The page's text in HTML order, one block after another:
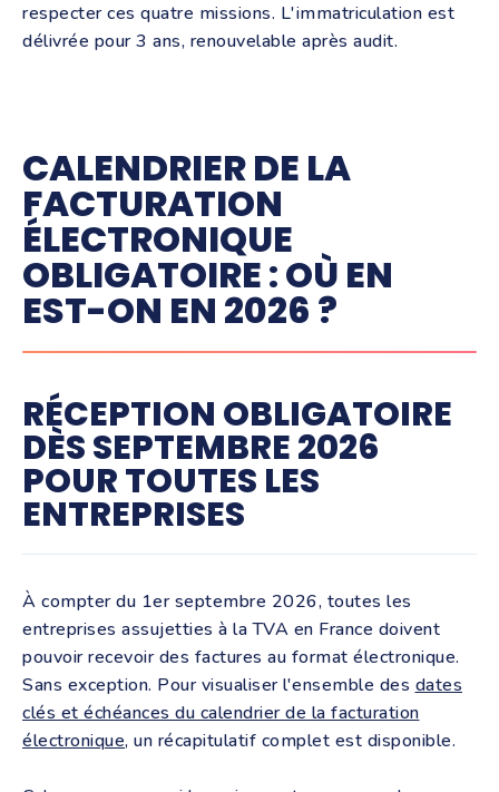
respecter ces quatre missions. L'immatriculation est
délivrée pour 3 ans, renouvelable après audit.
CALENDRIER DE LA
FACTURATION
ÉLECTRONIQUE
OBLIGATOIRE : OÙ EN
EST-ON EN 2026 ?
RÉCEPTION OBLIGATOIRE
DÈS SEPTEMBRE 2026
POUR TOUTES LES
ENTREPRISES
À compter du 1er septembre 2026, toutes les
entreprises assujetties à la TVA en France doivent
pouvoir recevoir des factures au format électronique.
Sans exception. Pour visualiser l'ensemble des dates
clés et échéances du calendrier de la facturation
électronique, un récapitulatif complet est disponible.